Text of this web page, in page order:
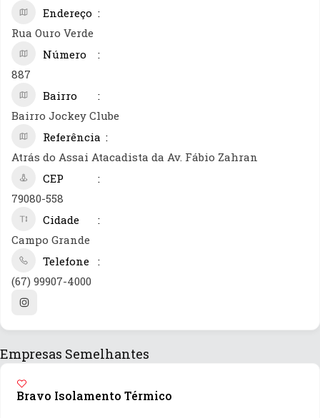
Endereço
Rua Ouro Verde
Número
887
Bairro
Bairro Jockey Clube
Referência
Atrás do Assai Atacadista da Av. Fábio Zahran
CEP
79080-558
Cidade
Campo Grande
Telefone
(67) 99907-4000
Empresas Semelhantes
Bravo Isolamento Térmico